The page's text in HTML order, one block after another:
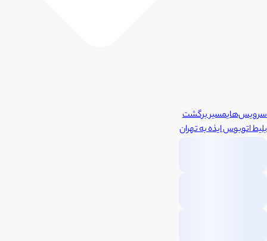
سرویس‌هایمسیر برگشت
بلیط اتوبوسایذهبهتهران